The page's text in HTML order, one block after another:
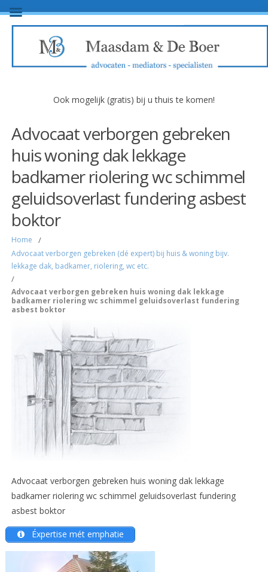
Ook mogelijk (gratis) bij u thuis te komen!
Advocaat verborgen gebreken
huis woning dak lekkage
badkamer riolering wc schimmel
geluidsoverlast fundering asbest
boktor
Home /
Advocaat verborgen gebreken (dé expert) bij huis & woning bijv.
lekkage dak, badkamer, riolering, wc etc.
/
Advocaat verborgen gebreken huis woning dak lekkage
badkamer riolering wc schimmel geluidsoverlast fundering
asbest boktor
Advocaat verborgen gebreken huis woning dak lekkage
badkamer riolering wc schimmel geluidsoverlast fundering
asbest boktor
Éxpertise mét emphatie